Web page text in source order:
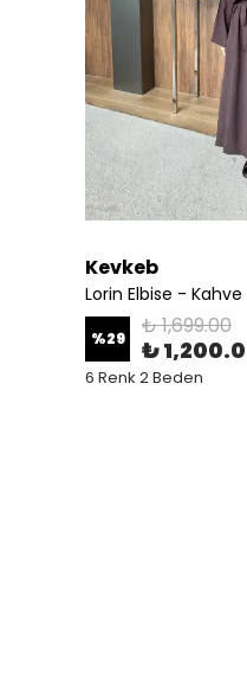
Kevkeb
Lorin Elbise - Kahve
%29 ₺ 1,699.00
₺
6 Renk 2 Beden